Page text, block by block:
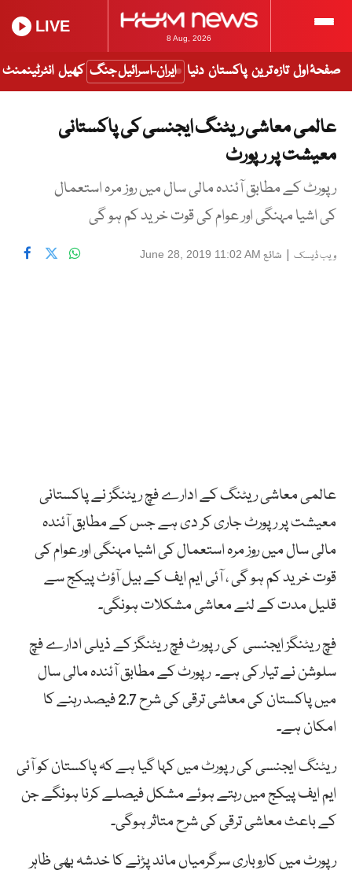
8 Aug, 2026
LIVE
صفحۂ اول تازہ ترین پاکستان دنیا ایران-اسرائیل جنگ کھیل انٹرٹینمنٹ
عالمی معاشی ریٹنگ ایجنسی کی پاکستانی
معیشت پر رپورٹ
رپورٹ کے مطابق آئندہ مالی سال میں روز مرہ استعمال
کی اشیا مہنگی اور عوام کی قوت خرید کم ہو گی
ویب ڈیسک | شائع June 28, 2019 11:02 AM
عالمی معاشی ریٹنگ کے ادارے فچ ریٹنگز نے پاکستانی
معیشت پر رپورٹ جاری کر دی ہے جس کے مطابق آئندہ
مالی سال میں روز مرہ استعمال کی اشیا مہنگی اور عوام کی
قوت خرید کم ہو گی ، آئی ایم ایف کے بیل آؤٹ پیکج سے
قلیل مدت کے لئے معاشی مشکلات ہونگی۔
فچ ریٹنگز ایجنسی کی رپورٹ فچ ریٹنگز کے ذیلی ادارے فچ
سلوشن نے تیار کی ہے۔ رپورٹ کے مطابق آئندہ مالی سال
میں پاکستان کی معاشی ترقی کی شرح 2.7 فیصد رہنے کا
امکان ہے۔
ریٹنگ ایجنسی کی رپورٹ میں کہا گیا ہے کہ پاکستان کو آئی
ایم ایف پیکج میں رہتے ہوئے مشکل فیصلے کرنا ہونگے جن
کے باعث معاشی ترقی کی شرح متاثر ہوگی۔
رپورٹ میں کاروباری سرگرمیاں ماند پڑنے کا خدشہ بھی ظاہر